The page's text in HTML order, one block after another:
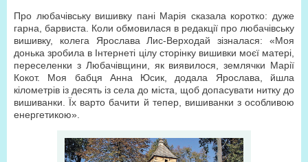
Про любачівську вишивку пані Марія сказала коротко: дуже
гарна, барвиста. Коли обмовилася в редакції про любачівську
вишивку, колега Ярослава Лис-Верходай зізналася: «Моя
донька зробила в Інтернеті цілу сторінку вишивки моєї матері,
переселенки з Любачівщини, як виявилося, землячки Марії
Кокот. Моя бабця Анна Юсик, додала Ярослава, йшла
кілометрів із десять із села до міста, щоб допасувати нитку до
вишиванки. Їх варто бачити й тепер, вишиванки з особливою
енергетикою».